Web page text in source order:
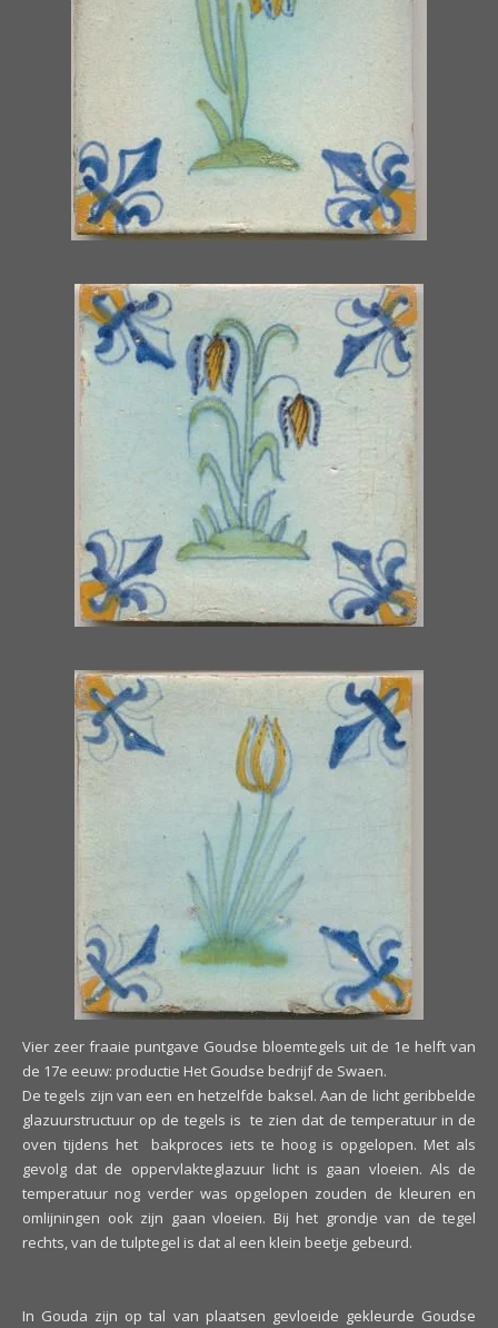
Vier zeer fraaie puntgave Goudse bloemtegels uit de 1e helft van
de 17e eeuw: productie Het Goudse bedrijf de Swaen.
De tegels zijn van een en hetzelfde baksel. Aan de licht geribbelde
glazuurstructuur op de tegels is te zien dat de temperatuur in de
oven tijdens het bakproces iets te hoog is opgelopen. Met als
gevolg dat de oppervlakteglazuur licht is gaan vloeien. Als de
temperatuur nog verder was opgelopen zouden de kleuren en
omlijningen ook zijn gaan vloeien. Bij het grondje van de tegel
rechts, van de tulptegel is dat al een klein beetje gebeurd.
In Gouda zijn op tal van plaatsen gevloeide gekleurde Goudse